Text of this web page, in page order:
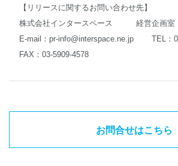
【リリースに関するお問い合わせ先】
株式会社インタースペース 経営企画室
E-mail： pr-info@interspace.ne.jpTEL：
FAX：03-5909-4578
お問合せはこちら